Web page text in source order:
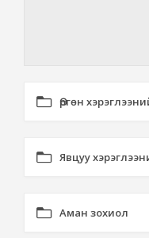
Өргөн
Явцуу
Аман зохиол